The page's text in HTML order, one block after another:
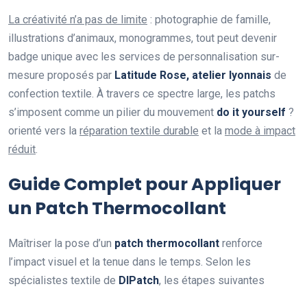
La créativité n’a pas de limite : photographie de famille,
illustrations d’animaux, monogrammes, tout peut devenir
badge unique avec les services de personnalisation sur-
mesure proposés par Latitude Rose, atelier lyonnais de
confection textile. À travers ce spectre large, les patchs
s’imposent comme un pilier du mouvement do it yourself ?
orienté vers la réparation textile durable et la mode à impact
réduit
Guide Complet pour Appliquer
un Patch Thermocollant
Maîtriser la pose d’un patch thermocollant renforce
l’impact visuel et la tenue dans le temps. Selon les
spécialistes textile de DIPatch, les étapes suivantes